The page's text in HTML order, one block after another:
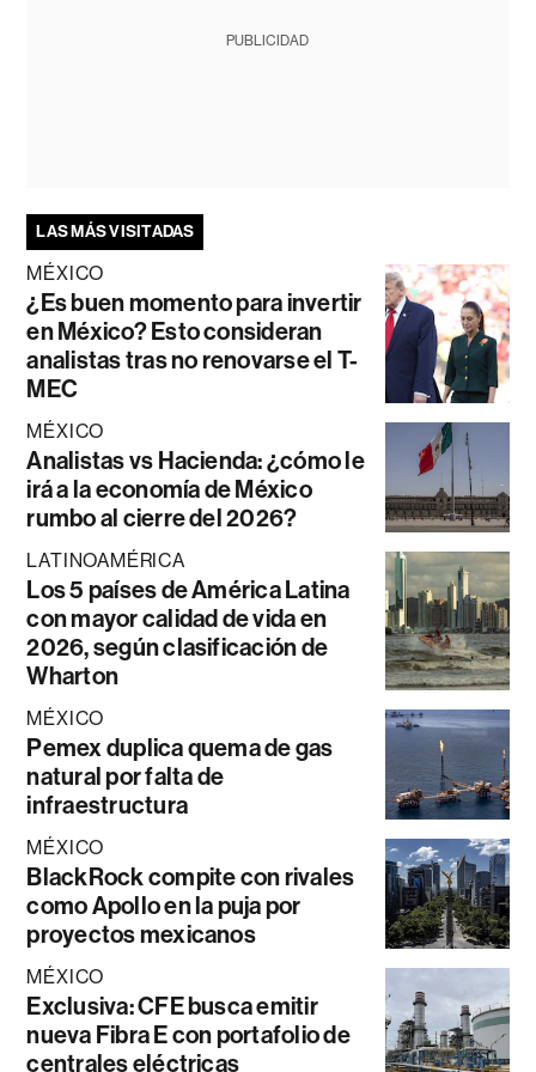
PUBLICIDAD
LAS MÁS VISITADAS
MÉXICO
¿Es buen momento para invertir
en México? Esto consideran
analistas tras no renovarse el T-
MEC
MÉXICO
Analistas vs Hacienda: ¿cómo le
irá a la economía de México
rumbo al cierre del 2026?
LATINOAMÉRICA
Los 5 países de América Latina
con mayor calidad de vida en
2026, según clasificación de
Wharton
MÉXICO
Pemex duplica quema de gas
natural por falta de
infraestructura
MÉXICO
BlackRock compite con rivales
como Apollo en la puja por
proyectos mexicanos
MÉXICO
Exclusiva: CFE busca emitir
nueva Fibra E con portafolio de
centrales eléctricas